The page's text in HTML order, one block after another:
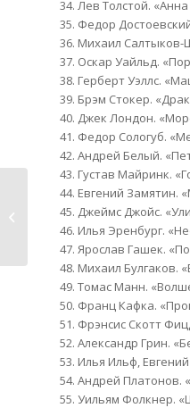
34. Лев Толстой.
35. Федор
36. Михаил Салтыков-
37. Оскар Уайльд.
38. Герберт Уэллс.
39. Брэм Стокер.
40. Джек Лондон.
41. Федор Сологуб.
42. Андрей Белый.
43. Густав Майринк.
44. Евгений Замятин.
45. Джеймс Джойс.
46. Илья Эренбург.
47. Ярослав Гашек.
48. Михаил Булгаков.
49. Томас Манн.
50. Франц Кафка.
51. Фрэнсис Скотт
52. Александр Грин.
53. Илья Ильф,
54. Андрей Платонов.
55. Уильям Фолкнер.
Сакральная Геометрия: Куб
Метатрона (5)